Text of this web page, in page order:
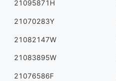
21095871H
21070283Y
21082147W
21083895W
21076586F